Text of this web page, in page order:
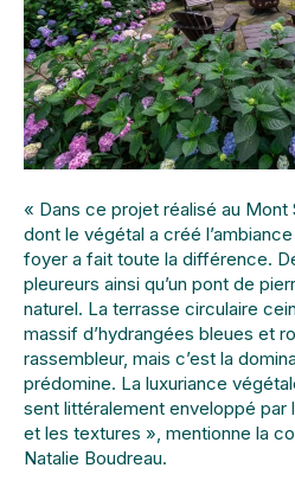
« Dans ce projet réalisé au Mont
dont le végétal a créé
foyer a fait toute la différence.
pleureurs ainsi qu’un pont de
naturel. La terrasse circulaire
massif d’hydrangées bleues et
rassembleur, mais c’est la
prédomine. La luxuriance
sent littéralement enveloppé par
et les textures », mentionne la
Natalie Boudreau.